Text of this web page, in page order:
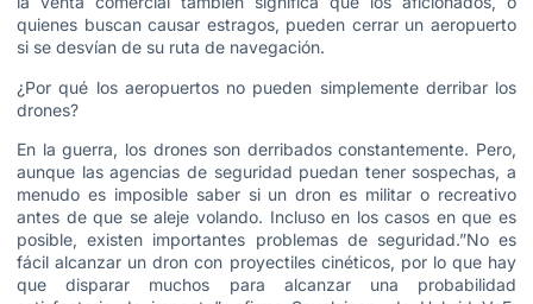
quienes buscan causar estragos, pueden cerrar un aeropuerto
si se desvían de su ruta de navegación.
¿Por qué los aeropuertos no pueden simplemente derribar los
drones?
En la guerra, los drones son derribados constantemente. Pero,
aunque las agencias de seguridad puedan tener sospechas, a
menudo es imposible saber si un dron es militar o recreativo
antes de que se aleje volando. Incluso en los casos en que es
posible, existen importantes problemas de seguridad.”No es
fácil alcanzar un dron con proyectiles cinéticos, por lo que hay
que disparar muchos para alcanzar una probabilidad